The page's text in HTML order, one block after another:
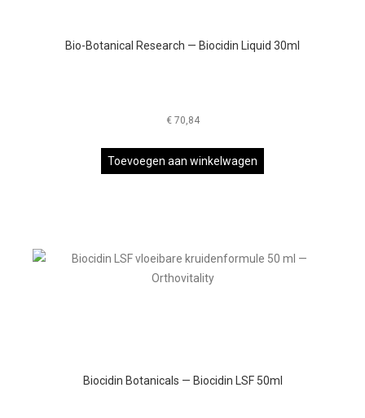
Bio-Botanical Research — Biocidin Liquid 30ml
€70,84
Toevoegen aan winkelwagen
Biocidin Botanicals — Biocidin LSF 50ml